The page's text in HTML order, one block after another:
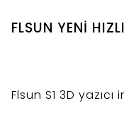
FLSUN YENİ
Flsun S1 3D